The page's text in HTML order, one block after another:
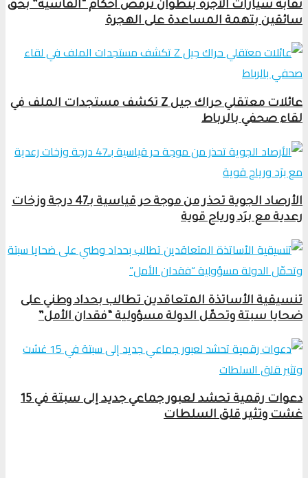
نقابة سيارات الأجرة بتطوان ترفض أحكام “القاسية” بحق
سائقين بتهمة المساعدة على الهجرة
عائلات معتقلي حراك جيل Z تكشف مستجدات الملف في
لقاء صحفي بالرباط
الأرصاد الجوية تحذر من موجة حر قياسية بـ47 درجة وزخات
رعدية مع برَد ورياح قوية
تنسيقية الأساتذة المتعاقدين تطالب بحداد وطني على
ضحايا سبتة وتحمّل الدولة مسؤولية “فقدان الأمل”
دعوات رقمية تحشد لعبور جماعي جديد إلى سبتة في 15
غشت وتثير قلق السلطات